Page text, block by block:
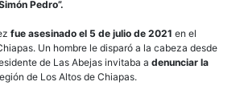
Pedro”.
fue asesinado el 5 de julio de 2021 en el
Un hombre le disparó a la cabeza desde
de Las Abejas invitaba a denunciar la
de Los Altos de Chiapas.